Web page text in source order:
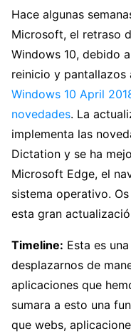
Hace algunas
Microsoft, el retraso
Windows 10, debido
reinicio y pantallazos
Windows 10 April
novedades. La
implementa las
Dictation y se ha
Microsoft Edge, el
sistema operativo.
esta gran
Timeline: Esta es
desplazarnos de
aplicaciones que
sumara a esto una
que webs,